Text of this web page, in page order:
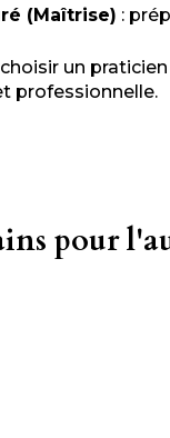
(Maîtrise) :
un
professionnelle.
pour